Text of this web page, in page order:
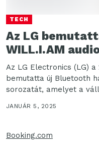
TECH
Az LG
WILL.I.AM
Az LG Electronics (LG)
bemutatta új Bluetooth
sorozatát, amelyet a
platinalemezes zenész
JANUÁR 5, 2025
Booking.com